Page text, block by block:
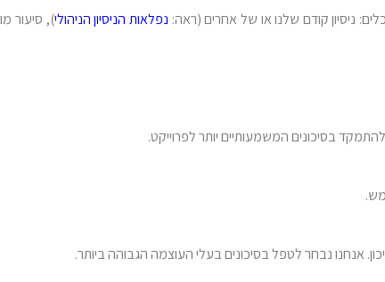
ניסיון קודם שלנו או של אחרים (ראה: נפלאות הניסיון הניהולי), סיעור
בסיכונים המשמעותיים יותר לפרוייקט.
אנחנו נבחר לטפל בסיכונים בעלי העוצמה הגבוהה ביותר.